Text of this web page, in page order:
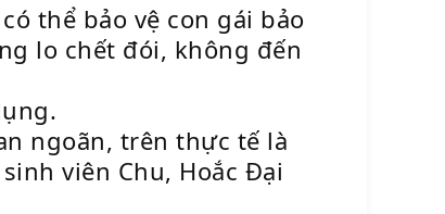
thể bảo vệ con gái bảo
lo chết đói, không đến
ngoãn, trên thực tế là
viên Chu, Hoắc Đại